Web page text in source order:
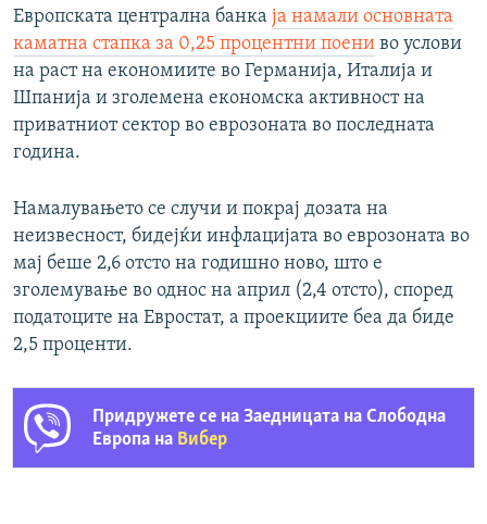
Европската централна банка ја намали основната
каматна стапка за 0,25 процентни поени во услови
на раст на економиите во Германија, Италија и
Шпанија и зголемена економска активност на
приватниот сектор во еврозоната во последната
година.
Намалувањето се случи и покрај дозата на
неизвесност, бидејќи инфлацијата во еврозоната во
мај беше 2,6 отсто на годишно ново, што е
зголемување во однос на април (2,4 отсто), според
податоците на Евростат, а проекциите беа да биде
2,5 проценти.
Придружете се на Заедницата на Слободна
Европа на Вибер